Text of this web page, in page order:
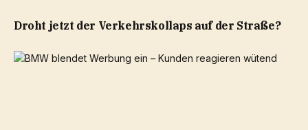
Droht jetzt der Verkehrskollaps auf der Straße?